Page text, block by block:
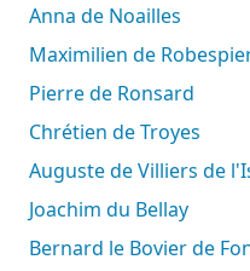
Anna de Noailles
Maximilien de
Pierre de Ronsard
Chrétien de Troyes
Auguste de Villiers de
Joachim du Bellay
Bernard le Bovier de